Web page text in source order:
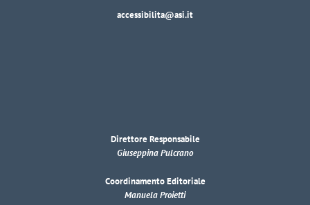
accessibilita@asi.it
Direttore Responsabile
Giuseppina Pulcrano
Coordinamento Editoriale
Manuela Proietti